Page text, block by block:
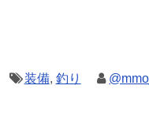
装備, 釣り